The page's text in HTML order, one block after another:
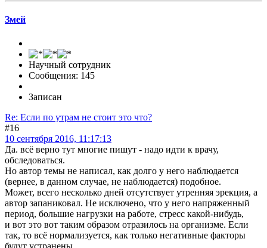
Змей
Научный сотрудник
Сообщения: 145
Записан
Re: Если по утрам не стоит это что?
#16
10 сентября 2016, 11:17:13
Да. всё верно тут многие пишут - надо идти к врачу,
обследоваться.
Но автор темы не написал, как долго у него наблюдается
(вернее, в данном случае, не наблюдается) подобное.
Может, всего несколько дней отсутствует утренняя эрекция, а
автор запаниковал. Не исключено, что у него напряженный
период, большие нагрузки на работе, стресс какой-нибудь,
и вот это вот таким образом отразилось на организме. Если
так, то всё нормализуется, как только негативные факторы
будут устранены.